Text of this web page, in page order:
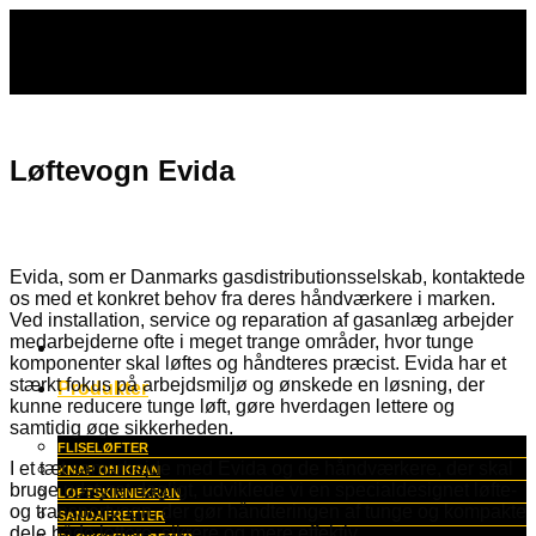
Produkter
FLISELØFTER
KNAP ON KRAN
LOFTSKINNEKRAN
SANDAFRETTER
Løftevogn Evida
Evida, som er Danmarks gasdistributionsselskab, kontaktede
os med et konkret behov fra deres håndværkere i marken.
Ved installation, service og reparation af gasanlæg arbejder
medarbejderne ofte i meget trange områder, hvor tunge
komponenter skal løftes og håndteres præcist. Evida har et
stærkt fokus på arbejdsmiljø og ønskede en løsning, der
kunne reducere tunge løft, gøre hverdagen lettere og
samtidig øge sikkerheden.
I et tæt samarbejde med Evida og de håndværkere, der skal
bruge udstyret dagligt, udviklede vi en specialdesignet løfte-
og transportvogn, der gør håndteringen af tunge og kompakte